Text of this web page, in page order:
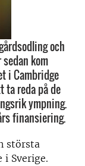
och
kom
i Cambridge
ta reda på de
ympning.
finansiering.
största
i Sverige.